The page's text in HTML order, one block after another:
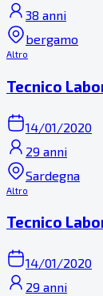
38 anni
bergamo
Altro
Tecnico
14/01/2020
29 anni
Sardegna
Altro
Tecnico
14/01/2020
29 anni